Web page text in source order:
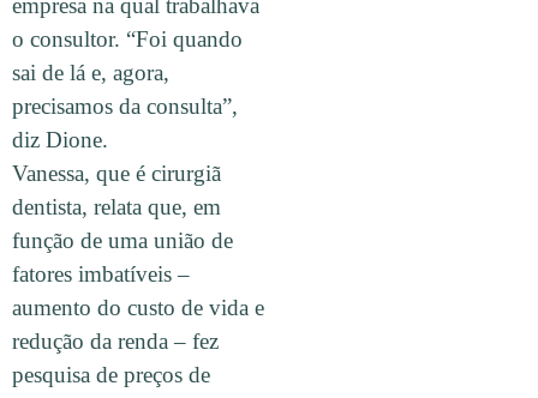
empresa na qual trabalhava
o consultor. “Foi quando
sai de lá e, agora,
precisamos da consulta”,
diz Dione.
Vanessa, que é cirurgiã
dentista, relata que, em
função de uma união de
fatores imbatíveis –
aumento do custo de vida e
redução da renda – fez
pesquisa de preços de